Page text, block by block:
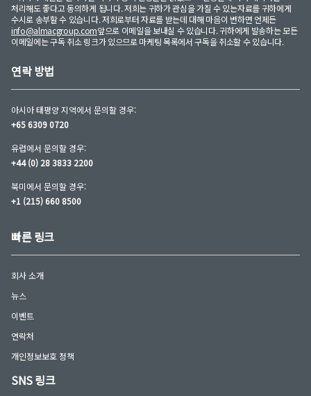
처리해도 좋다고 동의하게 됩니다. 저희는 귀하가 관심을 가질 수 있는자료를 귀하에게
수시로 송부할 수 있습니다. 저희로부터 자료를 받는데 대해 마음이 변하면 언제든
info@almacgroup.com앞으로 이메일을 보내실 수 있습니다. 귀하에게 발송하는 모든
이메일에는 구독 취소 링크가 있으므로 마케팅 목록에서 구독을 취소할 수 있습니다.
빠른 링크
회사 소개
뉴스
이벤트
연락처
개인정보보호 정책
연락 방법
아시아 태평양 지역에서 문의할 경우:
+65 6309 0720
유럽에서 문의할 경우:
+44 (0) 28 3833 2200
북미에서 문의할 경우:
+1 (215) 660 8500
SNS 링크